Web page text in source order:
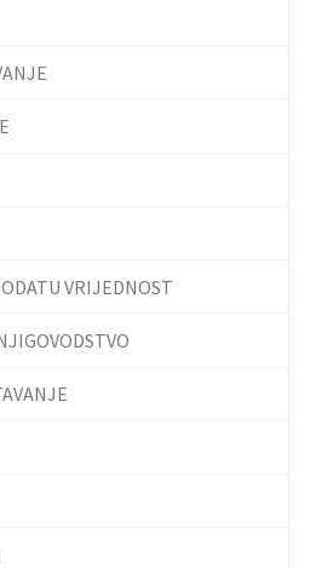
VRIJEDNOST